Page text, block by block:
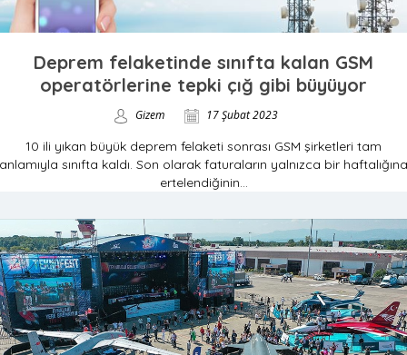
Deprem felaketinde sınıfta kalan GSM
operatörlerine tepki çığ gibi büyüyor
Gizem 17 Şubat 2023
10 ili yıkan büyük deprem felaketi sonrası GSM şirketleri tam
anlamıyla sınıfta kaldı. Son olarak faturaların yalnızca bir haftalığına
ertelendiğinin...